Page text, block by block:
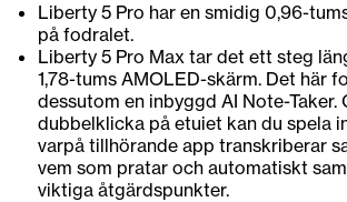
Liberty 5 Pro har en smidig 0,96-
på fodralet.
Liberty 5 Pro Max tar det ett steg
1,78-tums AMOLED-skärm. Det här
dessutom en inbyggd AI Note-Taker.
dubbelklicka på etuiet kan du spela
varpå tillhörande app transkriberar
vem som pratar och automatiskt
viktiga åtgärdspunkter.